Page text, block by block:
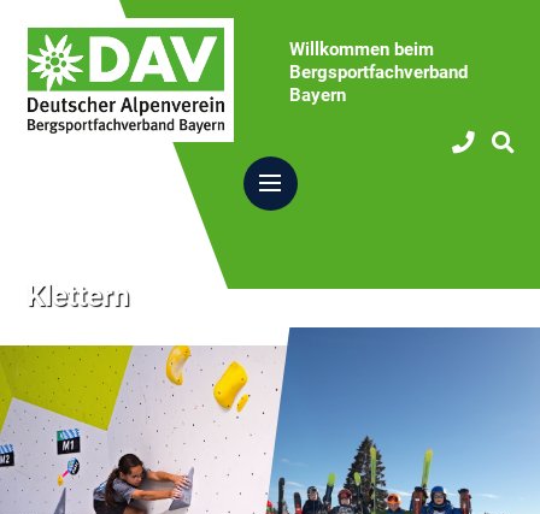
Willkommen beim
Bergsportfachverband
Bayern
Klettern